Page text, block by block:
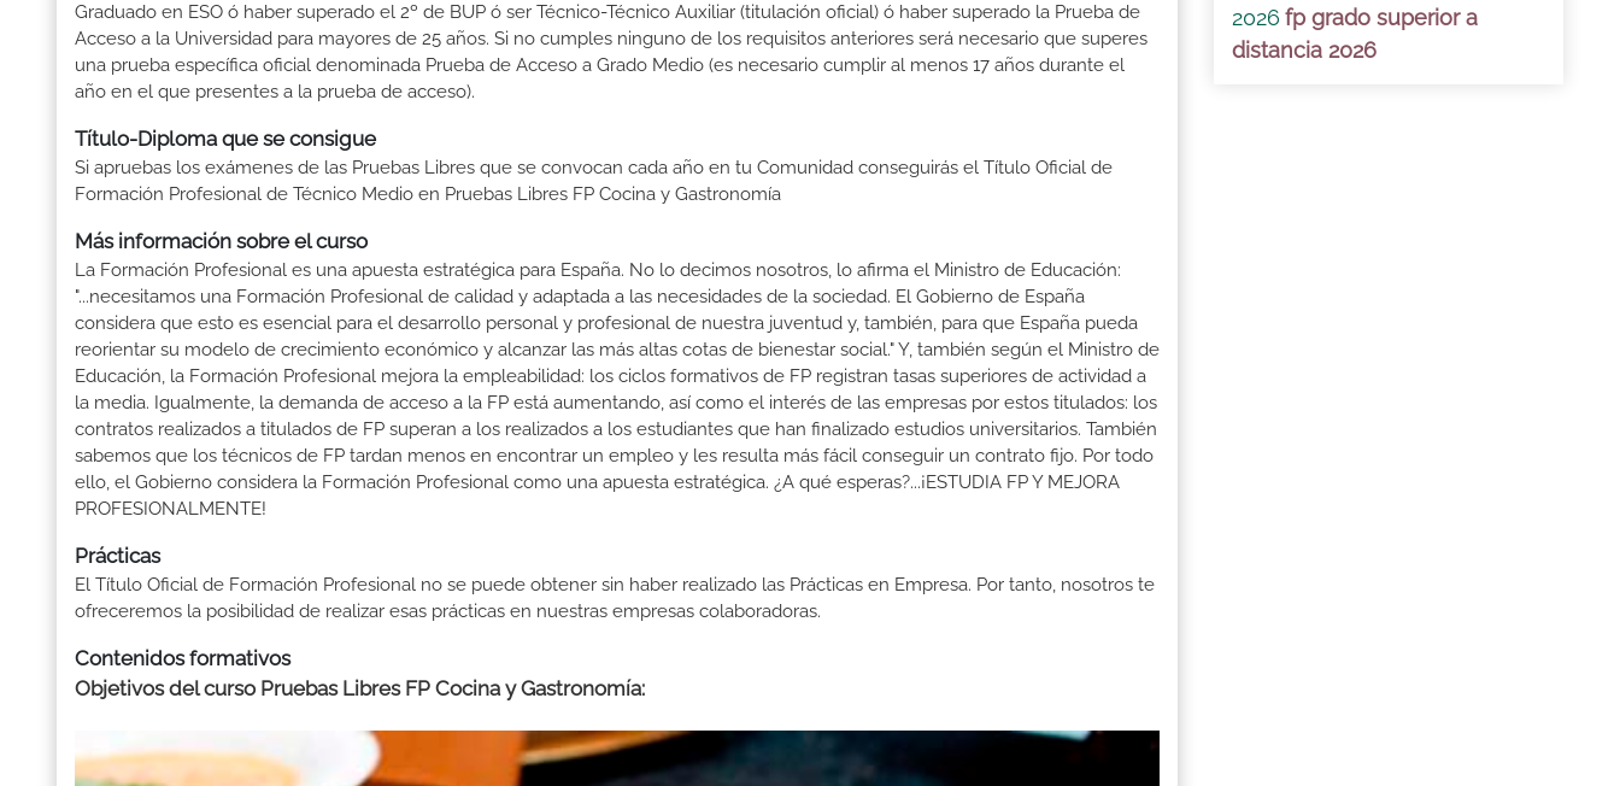
Graduado en ESO ó haber superado el 2º de BUP ó ser Técnico-Técnico Auxiliar (titulación oficial) ó haber superado la Prueba de
Acceso a la Universidad para mayores de 25 años. Si no cumples ninguno de los requisitos anteriores será necesario que superes
una prueba específica oficial denominada Prueba de Acceso a Grado Medio (es necesario cumplir al menos 17 años durante el
año en el que presentes a la prueba de acceso).
Título-Diploma que se consigue
Si apruebas los exámenes de las Pruebas Libres que se convocan cada año en tu Comunidad conseguirás el Título Oficial de
Formación Profesional de Técnico Medio en Pruebas Libres FP Cocina y Gastronomía
Más información sobre el curso
La Formación Profesional es una apuesta estratégica para España. No lo decimos nosotros, lo afirma el Ministro de Educación:
"...necesitamos una Formación Profesional de calidad y adaptada a las necesidades de la sociedad. El Gobierno de España
considera que esto es esencial para el desarrollo personal y profesional de nuestra juventud y, también, para que España pueda
reorientar su modelo de crecimiento económico y alcanzar las más altas cotas de bienestar social." Y, también según el Ministro de
Educación, la Formación Profesional mejora la empleabilidad: los ciclos formativos de FP registran tasas superiores de actividad a
la media. Igualmente, la demanda de acceso a la FP está aumentando, así como el interés de las empresas por estos titulados: los
contratos realizados a titulados de FP superan a los realizados a los estudiantes que han finalizado estudios universitarios. También
sabemos que los técnicos de FP tardan menos en encontrar un empleo y les resulta más fácil conseguir un contrato fijo. Por todo
ello, el Gobierno considera la Formación Profesional como una apuesta estratégica. ¿A qué esperas?...¡ESTUDIA FP Y MEJORA
PROFESIONALMENTE!
Prácticas
El Título Oficial de Formación Profesional no se puede obtener sin haber realizado las Prácticas en Empresa. Por tanto, nosotros te
ofreceremos la posibilidad de realizar esas prácticas en nuestras empresas colaboradoras.
Contenidos formativos
Objetivos del curso Pruebas Libres FP Cocina y Gastronomía:
2026 fp grado superior a
distancia 2026